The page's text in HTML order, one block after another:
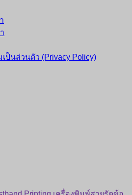
ป็นส่วนตัว (Privacy Policy)